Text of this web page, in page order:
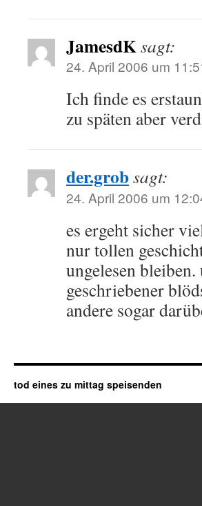
JamesdKsagt:
24. April 2006 um
Ich finde es
zu späten aber
der.grobsagt:
24. April 2006 um
es ergeht sicher
nur tollen
ungelesen
geschriebener
andere sogar
tod eines zu mittag speisenden